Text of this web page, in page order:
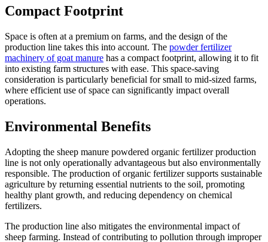
Compact Footprint
Space is often at a premium on farms, and the design of the
production line takes this into account. The powder fertilizer
machinery of goat manure has a compact footprint, allowing it to fit
into existing farm structures with ease. This space-saving
consideration is particularly beneficial for small to mid-sized farms,
where efficient use of space can significantly impact overall
operations.
Environmental Benefits
Adopting the sheep manure powdered organic fertilizer production
line is not only operationally advantageous but also environmentally
responsible. The production of organic fertilizer supports sustainable
agriculture by returning essential nutrients to the soil, promoting
healthy plant growth, and reducing dependency on chemical
fertilizers.
The production line also mitigates the environmental impact of
sheep farming. Instead of contributing to pollution through improper